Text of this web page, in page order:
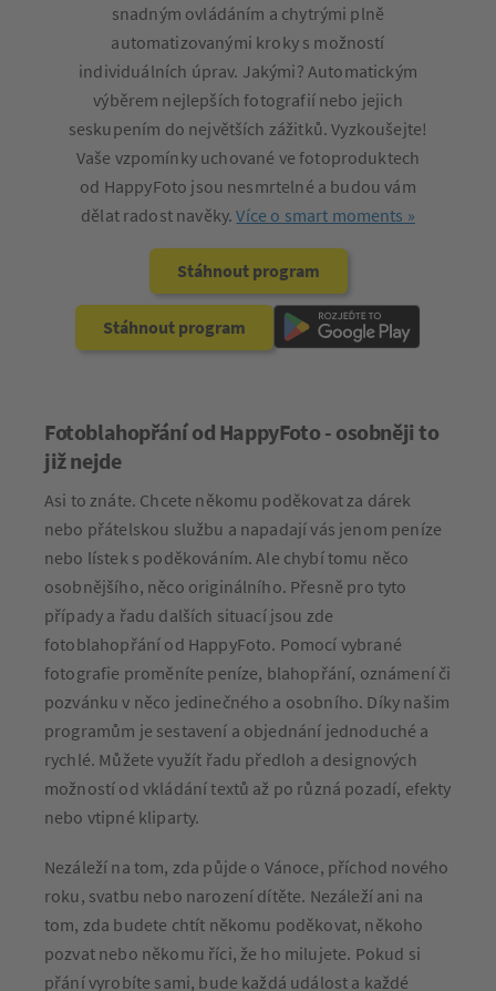
snadným ovládáním a chytrými plně
automatizovanými kroky s možností
individuálních úprav. Jakými? Automatickým
výběrem nejlepších fotografií nebo jejich
seskupením do největších zážitků. Vyzkoušejte!
Vaše vzpomínky uchované ve fotoproduktech
od HappyFoto jsou nesmrtelné a budou vám
dělat radost navěky.Více o smart moments »
Stáhnout program
Stáhnout program
Fotoblahopřání od HappyFoto - osobněji to
již nejde
Asi to znáte. Chcete někomu poděkovat za dárek
nebo přátelskou službu a napadají vás jenom peníze
nebo lístek s poděkováním. Ale chybí tomu něco
osobnějšího, něco originálního. Přesně pro tyto
případy a řadu dalších situací jsou zde
fotoblahopřání od HappyFoto. Pomocí vybrané
fotografie proměníte peníze, blahopřání, oznámení či
pozvánku v něco jedinečného a osobního. Díky našim
programům je sestavení a objednání jednoduché a
rychlé. Můžete využít řadu předloh a designových
možností od vkládání textů až po různá pozadí, efekty
nebo vtipné kliparty.
Nezáleží na tom, zda půjde o Vánoce, příchod nového
roku, svatbu nebo narození dítěte. Nezáleží ani na
tom, zda budete chtít někomu poděkovat, někoho
pozvat nebo někomu říci, že ho milujete. Pokud si
přání vyrobíte sami, bude každá událost a každé